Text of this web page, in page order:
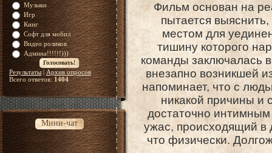
Музыки
Игр
Книг
Софт для мобил
Видео роликов
Админа!!!!!!)))
Результаты|Архив опросов
Всего ответов: 1404
Мини-чат
Фильм основан на
пытается
местом для
тишину которого
команды заключалась
внезапно возникшей
напоминает, что с
никакой причины и
достаточно
ужас, происходящий в
что физически.